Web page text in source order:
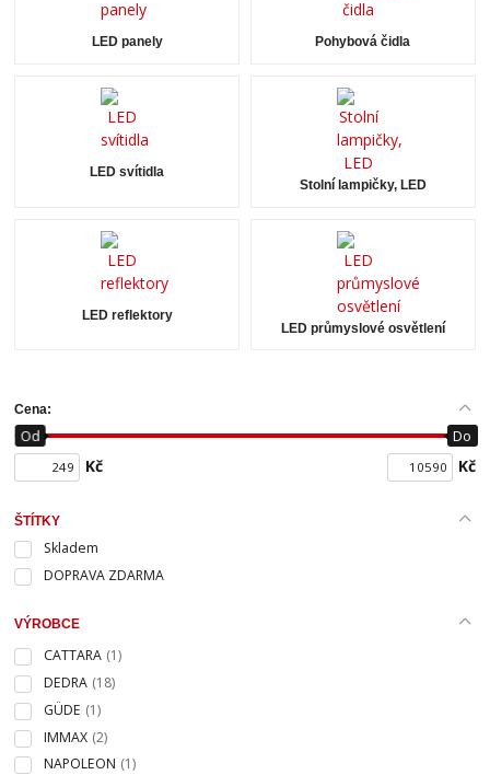
LED panely Pohybová čidla
LED svítidla
Stolní lampičky, LED
LED reflektory
LED průmyslové osvětlení
Cena:
Kč
Od Do
Kč
ŠTÍTKY
Skladem
DOPRAVA ZDARMA
VÝROBCE
CATTARA (1)
DEDRA (18)
GÜDE (1)
IMMAX (2)
NAPOLEON (1)